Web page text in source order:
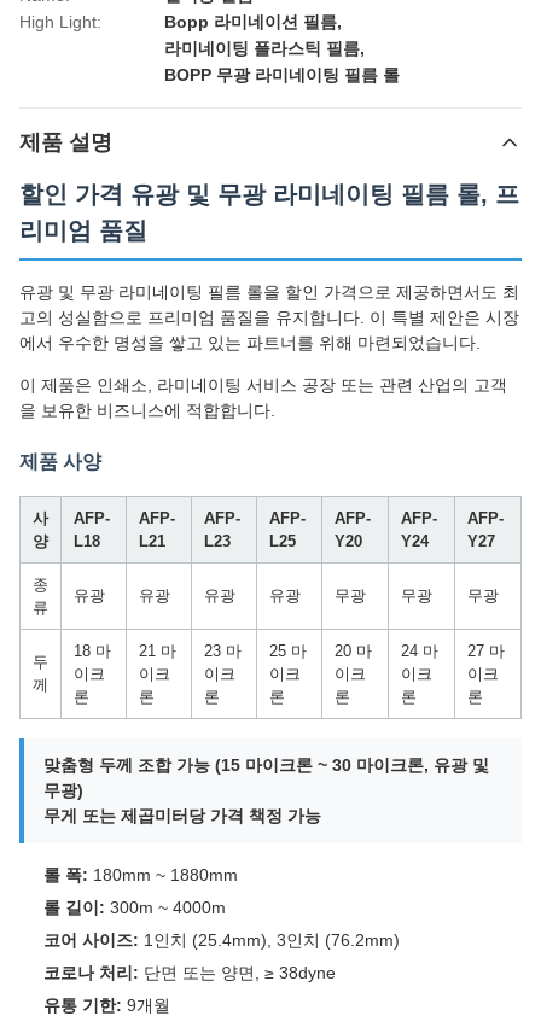
High Light:
Bopp 라미네이션 필름,
라미네이팅 플라스틱 필름,
BOPP 무광 라미네이팅 필름 롤
제품 설명
할인 가격 유광 및 무광 라미네이팅 필름 롤, 프
리미엄 품질
유광 및 무광 라미네이팅 필름 롤을 할인 가격으로 제공하면서도 최
고의 성실함으로 프리미엄 품질을 유지합니다. 이 특별 제안은 시장
에서 우수한 명성을 쌓고 있는 파트너를 위해 마련되었습니다.
이 제품은 인쇄소, 라미네이팅 서비스 공장 또는 관련 산업의 고객
을 보유한 비즈니스에 적합합니다.
제품 사양
사
양
AFP-
L18
AFP-
L21
AFP-
L23
AFP-
L25
AFP-
Y20
AFP-
Y24
AFP-
Y27
종
류
유광 유광 유광 유광 무광 무광 무광
두
께
18 마
이크
론
21 마
이크
론
23 마
이크
론
25 마
이크
론
20 마
이크
론
24 마
이크
론
27 마
이크
론
맞춤형 두께 조합 가능 (15 마이크론 ~ 30 마이크론, 유광 및
무광)
무게 또는 제곱미터당 가격 책정 가능
롤 폭: 180mm ~ 1880mm
롤 길이: 300m ~ 4000m
코어 사이즈: 1인치 (25.4mm), 3인치 (76.2mm)
코로나 처리: 단면 또는 양면, ≥ 38dyne
유통 기한: 9개월